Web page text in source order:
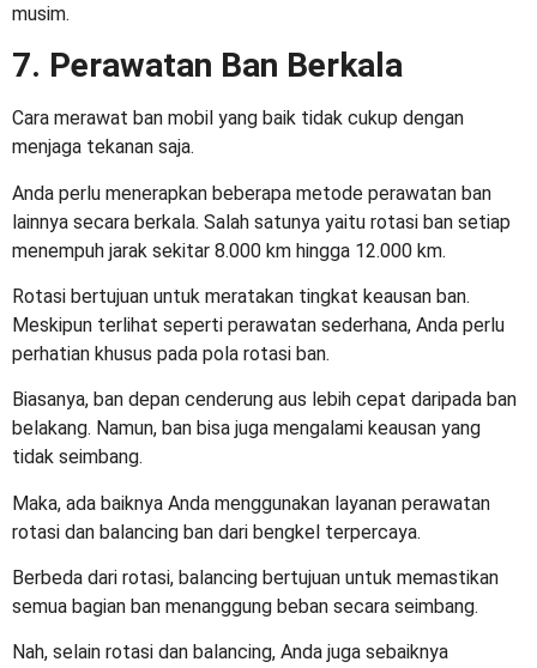
musim.
7. Perawatan Ban Berkala
Cara merawat ban mobil yang baik tidak cukup dengan
menjaga tekanan saja.
Anda perlu menerapkan beberapa metode perawatan ban
lainnya secara berkala. Salah satunya yaitu rotasi ban setiap
menempuh jarak sekitar 8.000 km hingga 12.000 km.
Rotasi bertujuan untuk meratakan tingkat keausan ban.
Meskipun terlihat seperti perawatan sederhana, Anda perlu
perhatian khusus pada pola rotasi ban.
Biasanya, ban depan cenderung aus lebih cepat daripada ban
belakang. Namun, ban bisa juga mengalami keausan yang
tidak seimbang.
Maka, ada baiknya Anda menggunakan layanan perawatan
rotasi dan balancing ban dari bengkel terpercaya.
Berbeda dari rotasi, balancing bertujuan untuk memastikan
semua bagian ban menanggung beban secara seimbang.
Nah, selain rotasi dan balancing, Anda juga sebaiknya